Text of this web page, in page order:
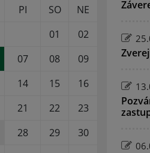
PI SO
NE
01
02
07 08
09
14 15
16
21 22
23
28 29
30